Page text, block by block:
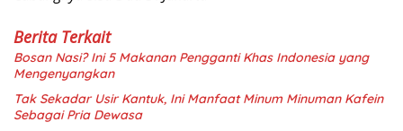
Berita Terkait
Bosan Nasi? Ini 5 Makanan Pengganti Khas Indonesia yang
Mengenyangkan
Tak Sekadar Usir Kantuk, Ini Manfaat Minum Minuman Kafein
Sebagai Pria Dewasa